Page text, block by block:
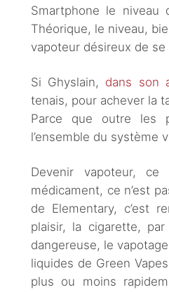
Smartphone le
Théorique, le niveau,
vapoteur désireux de
Si Ghyslain, dans son
tenais, pour achever la
Parce que outre les
l’ensemble du système
Devenir vapoteur,
médicament, ce n’est
de Elementary, c’est
plaisir, la cigarette,
dangereuse, le
liquides de Green
plus ou moins